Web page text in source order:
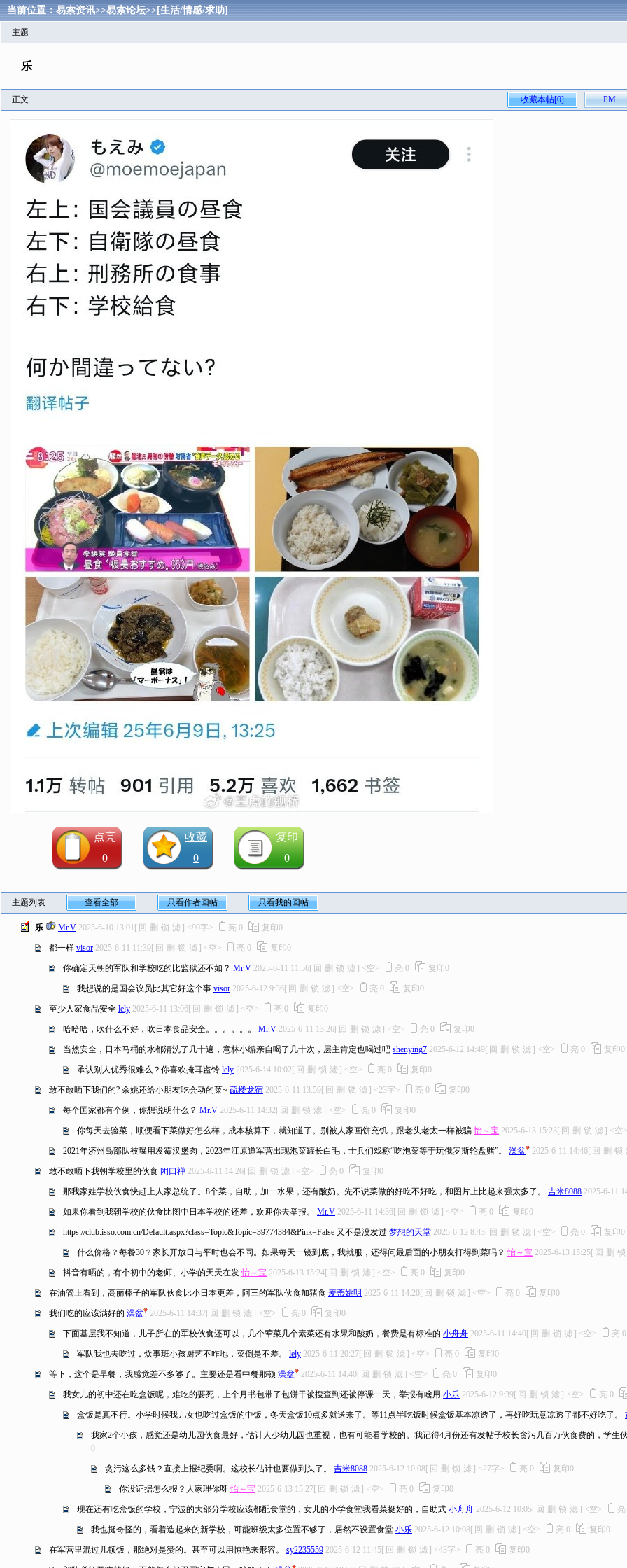
当前位置：易索资讯>>易索论坛>>[生活/情感/求助]
主题
乐
正文 收藏本帖[0] PM
点亮
0
收藏
0
复印
0
主题列表 查看全部 只看作者回帖 只看我的回帖
乐 Mr.V 2025-6-10 13:01 [ 回 删 锁 滤 ] <90字> 亮 0 复印0
都一样 visor 2025-6-11 11:39[ 回 删 锁 滤 ] <空> 亮 0 复印0
你确定天朝的军队和学校吃的比监狱还不如？ Mr.V 2025-6-11 11:56[ 回 删 锁 滤 ] <空> 亮 0 复印0
我想说的是国会议员比其它好这个事 visor 2025-6-12 9:36[ 回 删 锁 滤 ] <空> 亮 0 复印0
至少人家食品安全 lely 2025-6-11 13:06[ 回 删 锁 滤 ] <空> 亮 0 复印0
哈哈哈，吹什么不好，吹日本食品安全。。。。。。 Mr.V 2025-6-11 13:26[ 回 删 锁 滤 ] <空> 亮 0 复印0
当然安全，日本马桶的水都清洗了几十遍，意林小编亲自喝了几十次，层主肯定也喝过吧 shenying7 2025-6-12 14:49[ 回 删 锁 滤 ] <空> 亮 0 复印0
承认别人优秀很难么？你喜欢掩耳盗铃 lely 2025-6-14 10:02 [ 回 删 锁 滤 ] <空> 亮 0 复印0
敢不敢晒下我们的? 余姚还给小朋友吃会动的菜~ 疏楼龙宿 2025-6-11 13:59[ 回 删 锁 滤 ] <23字> 亮 0 复印0
每个国家都有个例，你想说明什么？ Mr.V 2025-6-11 14:32 [ 回 删 锁 滤 ] <空> 亮 0 复印0
你每天去验菜，顺便看下菜做好怎么样，成本核算下，就知道了。别被人家画饼充饥，跟老头老太一样被骗 怡～宝 2025-6-13 15:23[ 回 删 锁 滤 ] <空
2021年济州岛部队被曝用发霉汉堡肉，2023年江原道军营出现泡菜罐长白毛，士兵们戏称“吃泡菜等于玩俄罗斯轮盘赌”。 澡盆 2025-6-11 14:46[ 回 删 锁
敢不敢晒下我朝学校里的伙食 闭口禅 2025-6-11 14:26[ 回 删 锁 滤 ] <空> 亮 0 复印0
那我家娃学校伙食快赶上人家总统了。8个菜，自助，加一水果，还有酸奶。先不说菜做的好吃不好吃，和图片上比起来强太多了。 吉米8088 2025-6-11
如果你看到我朝学校的伙食比图中日本学校的还差，欢迎你去举报。 Mr.V 2025-6-11 14:36[ 回 删 锁 滤 ] <空> 亮 0 复印0
https://club.isso.com.cn/Default.aspx?class=Topic&Topic=39774384&Pink=False 又不是没发过 梦想的天堂 2025-6-12 8:43[ 回 删 锁 滤 ] <空> 亮 0 复印0
什么价格？每餐30？家长开放日与平时也会不同。如果每天一镜到底，我就服，还得问最后面的小朋友打得到菜吗？ 怡～宝 2025-6-13 15:25[ 回 删 锁
抖音有晒的，有个初中的老师、小学的天天在发 怡～宝 2025-6-13 15:24[ 回 删 锁 滤 ] <空> 亮 0 复印0
在油管上看到，高丽棒子的军队伙食比小日本更差，阿三的军队伙食加猪食 麦蒂姚明 2025-6-11 14:20[ 回 删 锁 滤 ] <空> 亮 0 复印0
我们吃的应该满好的 澡盆 2025-6-11 14:37[ 回 删 锁 滤 ] <空> 亮 0 复印0
下面基层我不知道，儿子所在的军校伙食还可以，几个荤菜几个素菜还有水果和酸奶，餐费是有标准的 小舟舟 2025-6-11 14:40[ 回 删 锁 滤 ] <空> 亮 0
军队我也去吃过，炊事班小孩厨艺不咋地，菜倒是不差。 lely 2025-6-11 20:27[ 回 删 锁 滤 ] <空> 亮 0 复印0
等下，这个是早餐，我感觉差不多够了。主要还是看中餐那顿 澡盆 2025-6-11 14:40[ 回 删 锁 滤 ] <空> 亮 0 复印0
我女儿的初中还在吃盒饭呢，难吃的要死，上个月书包带了包饼干被搜查到还被停课一天，举报有啥用 小乐 2025-6-12 9:39[ 回 删 锁 滤 ] <空> 亮 0
盒饭是真不行。小学时候我儿女也吃过盒饭的中饭，冬天盒饭10点多就送来了。等11点半吃饭时候盒饭基本凉透了，再好吃玩意凉透了都不好吃了。
我家2个小孩，感觉还是幼儿园伙食最好，估计人少幼儿园也重视，也有可能看学校的。我记得4月份还有发帖子校长贪污几百万伙食费的，学生
0
贪污这么多钱？直接上报纪委啊。这校长估计也要做到头了。 吉米8088 2025-6-12 10:08[ 回 删 锁 滤 ] <27字> 亮 0 复印0
你没证据怎么报？人家理你呀 怡～宝 2025-6-13 15:27[ 回 删 锁 滤 ] <空> 亮 0 复印0
现在还有吃盒饭的学校，宁波的大部分学校应该都配食堂的，女儿的小学食堂我看菜挺好的，自助式 小舟舟 2025-6-12 10:05[ 回 删 锁 滤 ] <空> 亮
我也挺奇怪的，看着造起来的新学校，可能班级太多位置不够了，居然不设置食堂 小乐 2025-6-12 10:08[ 回 删 锁 滤 ] <空> 亮 0 复印0
在军营里混过几顿饭，那绝对是赞的。甚至可以用惊艳来形容。 sy2235559 2025-6-12 11:45[ 回 删 锁 滤 ] <43字> 亮 0 复印0